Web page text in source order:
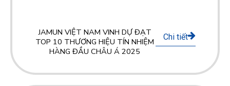
JAMUN VIỆT NAM VINH DỰ ĐẠT
TOP 10 THƯƠNG HIỆU TÍN NHIỆM
HÀNG ĐẦU CHÂU Á 2025
Chi tiết